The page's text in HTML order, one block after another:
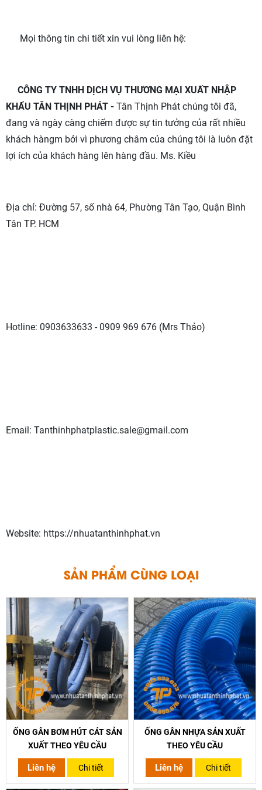
Mọi thông tin chi tiết xin vui lòng liên hệ:
CÔNG TY TNHH DỊCH VỤ THƯƠNG MẠI XUẤT NHẬP
KHẨU TÂN THỊNH PHÁT - Tân Thịnh Phát chúng tôi đã,
đang và ngày càng chiếm được sự tin tưởng của rất nhiều
khách hàngm bởi vì phương châm của chúng tôi là luôn đặt
lợi ích của khách hàng lên hàng đầu. Ms. Kiều
Địa chỉ: Đường 57, số nhà 64, Phường Tân Tạo, Quận Bình
Tân TP. HCM
Hotline: 0903633633 - 0909 969 676 (Mrs Thảo)
Email: Tanthinhphatplastic.sale@gmail.com
Website: https://nhuatanthinhphat.vn
SẢN PHẨM CÙNG LOẠI
ỐNG GÂN BƠM HÚT CÁT SẢN
XUẤT THEO YÊU CẦU
Liên hệ Chi tiết
ỐNG GÂN NHỰA SẢN XUẤT
THEO YÊU CẦU
Liên hệ Chi tiết